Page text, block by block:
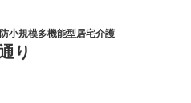
小規模多機能型居宅介護
り